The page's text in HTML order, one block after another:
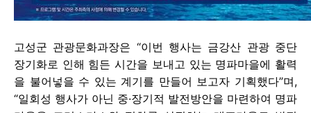
고성군 관광문화과장은 “이번 행사는 금강산 관광 중단
장기화로 인해 힘든 시간을 보내고 있는 명파마을에 활력
을 불어넣을 수 있는 계기를 만들어 보고자 기획했다”며,
“일회성 행사가 아닌 중·장기적 발전방안을 마련하여 명파